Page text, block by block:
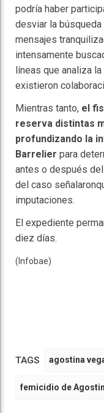
podría haber
desviar la
mensajes
intensamente
líneas que analiza
existieron
Mientras tanto, el
reserva distintas
profundizando la
Barrelier para
antes o después
del caso
imputaciones.
El expediente
diez días.
(Infobae)
TAGS agostina
femicidio de